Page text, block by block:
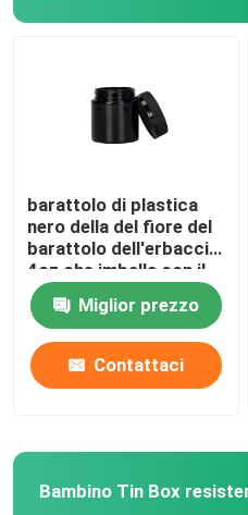
barattolo di plastica
nero della del fiore del
barattolo dell'erbaccia
4oz che imballa con il
cappuccio
Miglior prezzo
Contattaci
Bambino Tin Box